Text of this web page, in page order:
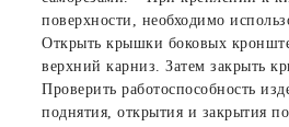
поверхности, необходимо
Открыть крышки боковых
верхний карниз. Затем закрыть
Проверить работоспособность
поднятия, открытия и закрытия